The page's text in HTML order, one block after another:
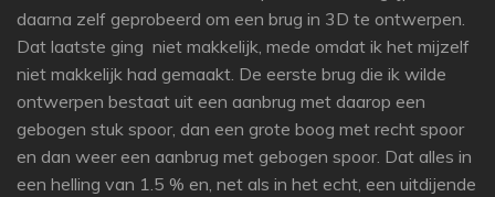
daarna zelf geprobeerd om een brug in 3D te ontwerpen.
Dat laatste ging niet makkelijk, mede omdat ik het mijzelf
niet makkelijk had gemaakt. De eerste brug die ik wilde
ontwerpen bestaat uit een aanbrug met daarop een
gebogen stuk spoor, dan een grote boog met recht spoor
en dan weer een aanbrug met gebogen spoor. Dat alles in
een helling van 1.5 % en, net als in het echt, een uitdijende